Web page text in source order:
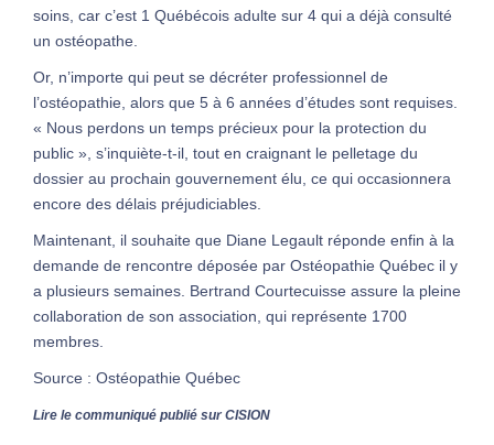
soins, car c’est 1 Québécois adulte sur 4 qui a déjà consulté
un ostéopathe.
Or, n’importe qui peut se décréter professionnel de
l’ostéopathie, alors que 5 à 6 années d’études sont requises.
« Nous perdons un temps précieux pour la protection du
public », s’inquiète-t-il, tout en craignant le pelletage du
dossier au prochain gouvernement élu, ce qui occasionnera
encore des délais préjudiciables.
Maintenant, il souhaite que Diane Legault réponde enfin à la
demande de rencontre déposée par Ostéopathie Québec il y
a plusieurs semaines. Bertrand Courtecuisse assure la pleine
collaboration de son association, qui représente 1700
membres.
Source : Ostéopathie Québec
Lire le communiqué publié sur CISION